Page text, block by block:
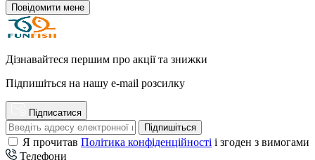
Повідомити мене
Дізнавайтеся першим про акції та знижки
Підпишіться на нашу e-mail розсилку
Підписатися
Підпишіться
Я прочитав Політика конфіденційності і згоден з вимогами
Телефони